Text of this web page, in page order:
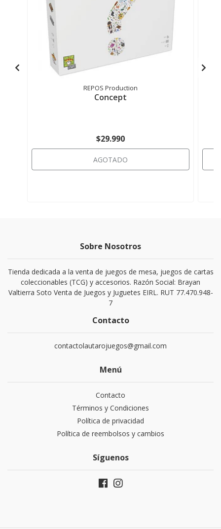
REPOS Production
Concept
$29.990
AGOTADO
Sobre Nosotros
Tienda dedicada a la venta de juegos de mesa, juegos de cartas
coleccionables (TCG) y accesorios. Razón Social: Brayan
Valtierra Soto Venta de Juegos y Juguetes EIRL. RUT 77.470.948-
7
Contacto
contactolautarojuegos@gmail.com
Menú
Contacto
Términos y Condiciones
Política de privacidad
Política de reembolsos y cambios
Síguenos